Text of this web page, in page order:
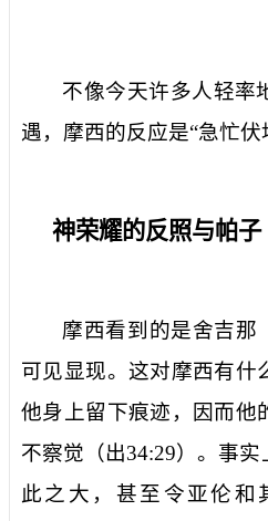
不像今天许多人轻率
遇，摩西的反应是“急忙伏
神荣耀的反照与帕子
摩西看到的是舍吉那
可见显现。这对摩西有什
他身上留下痕迹，因而他
不察觉（出34:29）。事实
此之大，甚至令亚伦和